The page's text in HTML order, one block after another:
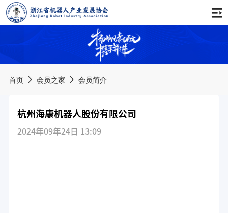
首页
协会章程
会议公告
活动公告
新闻动态
首页 会员之家 会员简介
杭州海康机器人股份有限公司
2024年09年24日 13:09